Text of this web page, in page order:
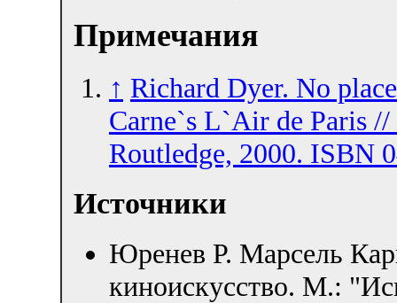
Примечания
↑ Richard Dyer. No
Carne`s L`Air de Paris //
Routledge, 2000. ISBN
Источники
Юренев Р. Марсель
киноискусство. М.: